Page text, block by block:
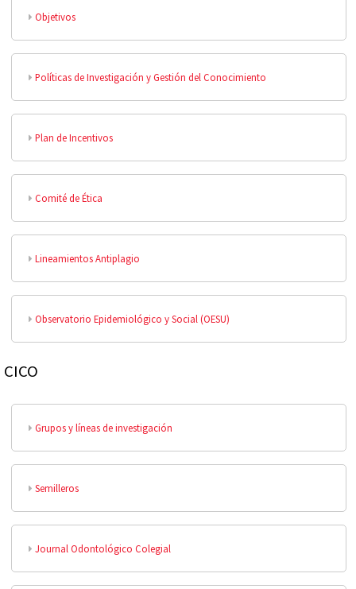
Objetivos
Políticas de Investigación y Gestión del Conocimiento
Plan de Incentivos
Comité de Ética
Lineamientos Antiplagio
Observatorio Epidemiológico y Social (OESU)
CICO
Grupos y líneas de investigación
Semilleros
Journal Odontológico Colegial